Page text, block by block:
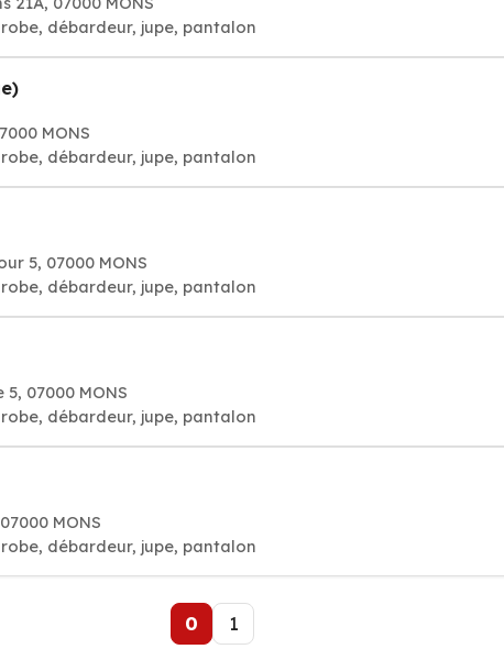
débardeur, jupe, pantalon
MONS
débardeur, jupe, pantalon
5, 07000 MONS
débardeur, jupe, pantalon
07000 MONS
débardeur, jupe, pantalon
MONS
débardeur, jupe, pantalon
0 1